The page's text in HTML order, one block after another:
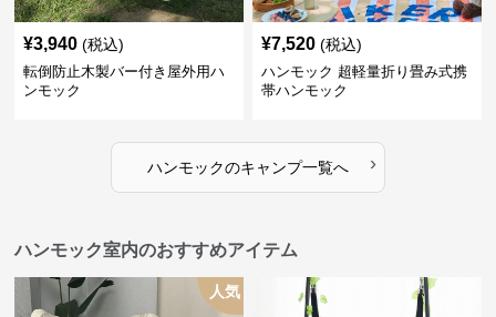
¥3,940 (税込)
転倒防止木製バー付き屋外用ハ
ンモック
¥7,520 (税込)
ハンモック 超軽量折り畳み式携
帯ハンモック
ハンモックのキャンプ一覧へ ›
ハンモック室内のおすすめアイテム
人気